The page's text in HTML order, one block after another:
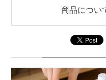
商品につい